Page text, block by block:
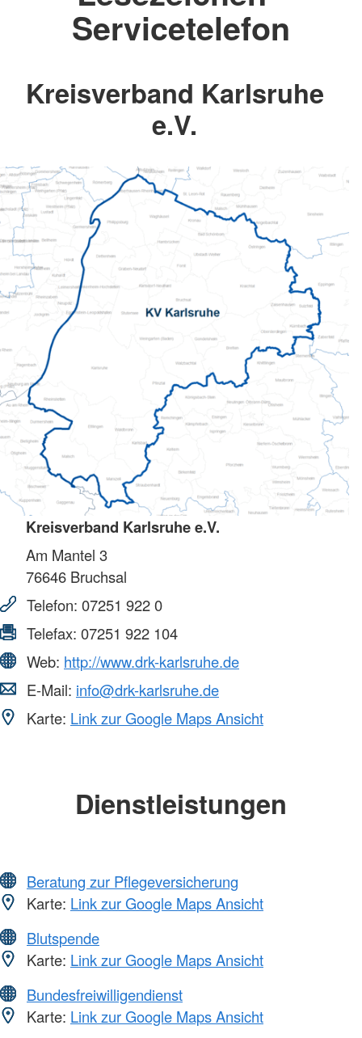
Servicetelefon
Kreisverband Karlsruhe
e.V.
Kreisverband Karlsruhe e.V.
Am Mantel 3
76646 Bruchsal
Telefon: 07251 922 0
Telefax: 07251 922 104
Web: http://www.drk-karlsruhe.de
E-Mail: info@drk-karlsruhe.de
Karte: Link zur Google Maps Ansicht
Dienstleistungen
Beratung zur Pflegeversicherung
Karte: Link zur Google Maps Ansicht
Blutspende
Karte: Link zur Google Maps Ansicht
Bundesfreiwilligendienst
Karte: Link zur Google Maps Ansicht